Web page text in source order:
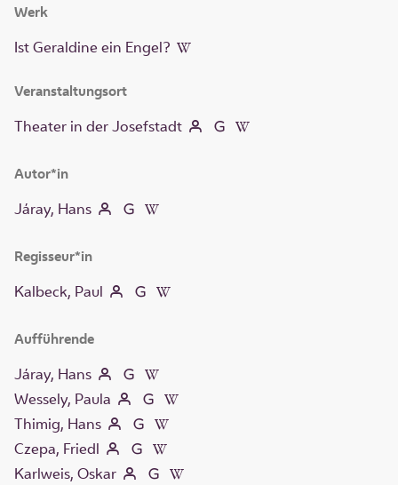
Autor*in
Járay, Hans
Regisseur*in
Kalbeck, Paul
Veranstaltungsort
Theater in der Josefstadt
Aufführende
Járay, Hans
Wessely, Paula
Thimig, Hans
Czepa, Friedl
Karlweis, Oskar
Werk
Ist Geraldine ein Engel?